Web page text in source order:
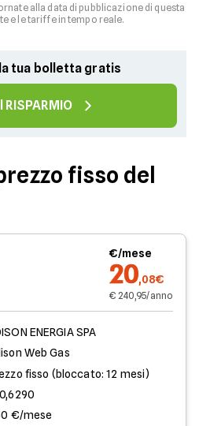
alla data di pubblicazione di questa
e le tariffe in tempo reale.
tua bolletta gratis
fisso del
€/mese
20,08€
€ 240,95/anno
ENERGIA SPA
Web Gas
fisso (bloccato: 12 mesi)
€/mese